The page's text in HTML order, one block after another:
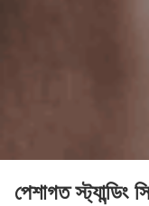
পেশাগত স্ট্যান্ডিং